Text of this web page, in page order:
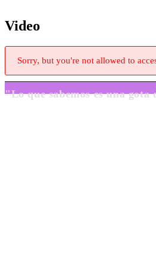
Video
Sorry, but you're not allowed to
"Lo que sabemos es una